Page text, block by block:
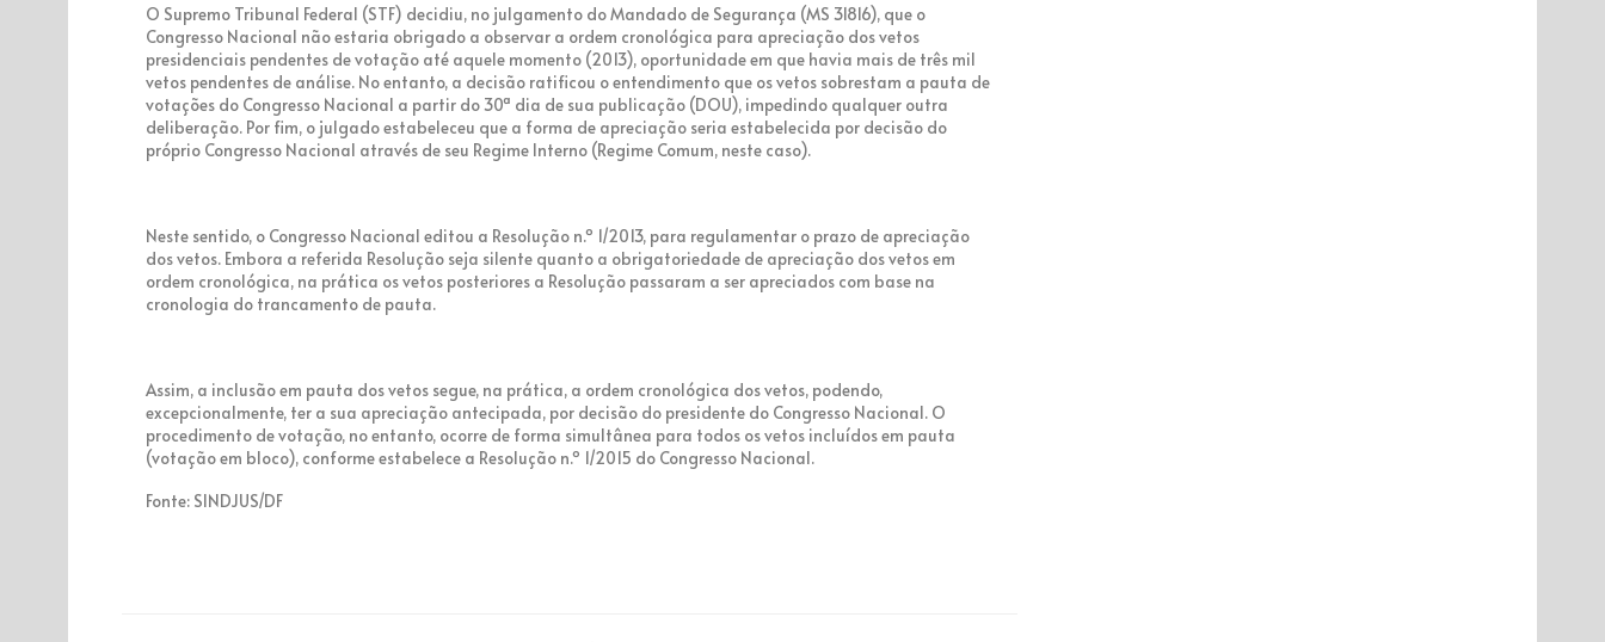
O Supremo Tribunal Federal (STF) decidiu, no julgamento do Mandado de Segurança (MS 31816), que o
Congresso Nacional não estaria obrigado a observar a ordem cronológica para apreciação dos vetos
presidenciais pendentes de votação até aquele momento (2013), oportunidade em que havia mais de três mil
vetos pendentes de análise. No entanto, a decisão ratificou o entendimento que os vetos sobrestam a pauta de
votações do Congresso Nacional a partir do 30ª dia de sua publicação (DOU), impedindo qualquer outra
deliberação. Por fim, o julgado estabeleceu que a forma de apreciação seria estabelecida por decisão do
próprio Congresso Nacional através de seu Regime Interno (Regime Comum, neste caso).
Neste sentido, o Congresso Nacional editou a Resolução n.º 1/2013, para regulamentar o prazo de apreciação
dos vetos. Embora a referida Resolução seja silente quanto a obrigatoriedade de apreciação dos vetos em
ordem cronológica, na prática os vetos posteriores a Resolução passaram a ser apreciados com base na
cronologia do trancamento de pauta.
Assim, a inclusão em pauta dos vetos segue, na prática, a ordem cronológica dos vetos, podendo,
excepcionalmente, ter a sua apreciação antecipada, por decisão do presidente do Congresso Nacional. O
procedimento de votação, no entanto, ocorre de forma simultânea para todos os vetos incluídos em pauta
(votação em bloco), conforme estabelece a Resolução n.º 1/2015 do Congresso Nacional.
Fonte: SINDJUS/DF